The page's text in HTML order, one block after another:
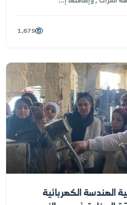
السيد الرئيس أحمد الشرع يصدر المرسوم رقم 256
أصدر السيد الرئيس أحمد الشرع المرسوم رقم 256 لعام 2025 القاضي
, وإضافتها إ...
1,675